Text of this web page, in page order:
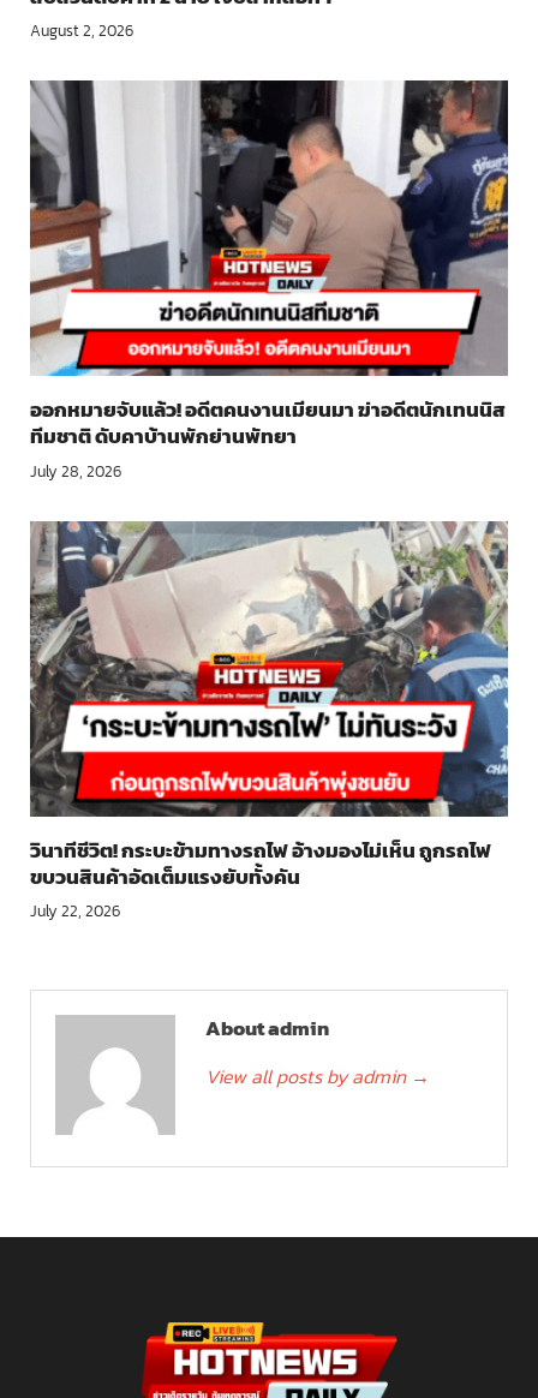
August 2, 2026
ออกหมายจับแล้ว! อดีตคนงานเมียนมา ฆ่าอดีตนักเทนนิส
ทีมชาติ ดับคาบ้านพักย่านพัทยา
July 28, 2026
วินาทีชีวิต! กระบะข้ามทางรถไฟ อ้างมองไม่เห็น ถูกรถไฟ
ขบวนสินค้าอัดเต็มแรงยับทั้งคัน
July 22, 2026
About admin
View all posts by admin →